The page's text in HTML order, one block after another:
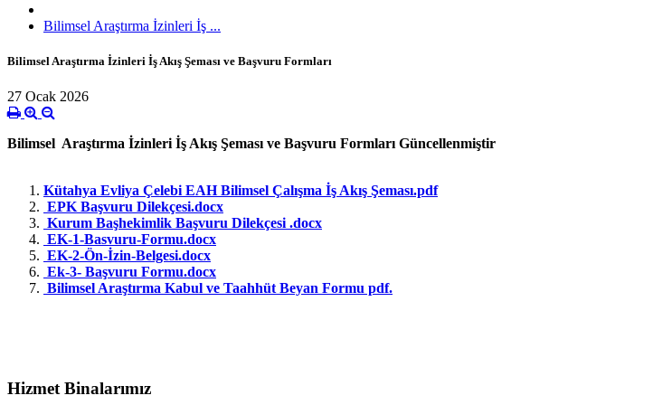
Bilimsel Araştırma İzinleri İş ...
Bilimsel Araştırma İzinleri İş Akış Şeması ve Başvuru Formları
27 Ocak 2026
Bilimsel Araştırma İzinleri İş Akış Şeması ve Başvuru Formları Güncellenmiştir
Kütahya Evliya Çelebi EAH Bilimsel Çalışma İş Akış Şeması.pdf
EPK Başvuru Dilekçesi.docx
Kurum Başhekimlik Başvuru Dilekçesi .docx
EK-1-Basvuru-Formu.docx
EK-2-Ön-İzin-Belgesi.docx
Ek-3- Başvuru Formu.docx
Bilimsel Araştırma Kabul ve Taahhüt Beyan Formu pdf.
Hizmet Binalarımız